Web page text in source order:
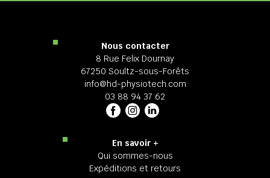
Nous contacter
8 Rue Felix Dournay
67250 Soultz-sous-Forêts
info@hd-physiotech.com
03 88 94 37 62
En savoir +
Qui sommes-nous
Expéditions et retours